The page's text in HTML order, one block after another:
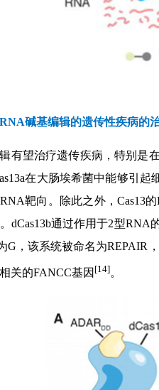
碱基编辑的遗传性疾病的
有望治疗遗传疾病，特别是
在大肠埃希菌中能够引
靶向。除此之外，Cas13
dCas13b通过作用于2型
G，该系统被命名为REPAIR
关的FANCC基因 [14]。